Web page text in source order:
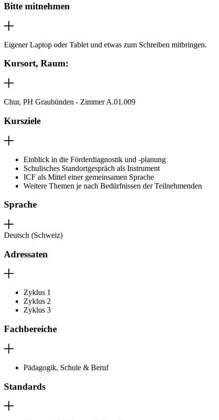
Bitte mitnehmen
Eigener Laptop oder Tablet und etwas zum Schreiben mitbringen.
Kursort, Raum:
Chur, PH Graubünden - Zimmer A.01.009
Kursziele
Einblick in die Förderdiagnostik und -planung
Schulisches Standortgespräch als Instrument
ICF als Mittel einer gemeinsamen Sprache
Weitere Themen je nach Bedürfnissen der Teilnehmenden
Sprache
Deutsch (Schweiz)
Adressaten
Zyklus 1
Zyklus 2
Zyklus 3
Fachbereiche
Pädagogik, Schule & Beruf
Standards